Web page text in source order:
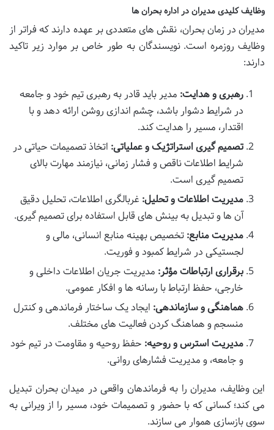
وظایف کلیدی مدیران در اداره بحران ها
مدیران در زمان بحران، نقش های متعددی بر عهده دارند که فراتر از
وظایف روزمره است. نویسندگان به طور خاص بر موارد زیر تاکید
دارند:
رهبری و هدایت: مدیر باید قادر به رهبری تیم خود و جامعه
در شرایط دشوار باشد، چشم اندازی روشن ارائه دهد و با
اقتدار، مسیر را هدایت کند.
تصمیم گیری استراتژیک و عملیاتی: اتخاذ تصمیمات حیاتی در
شرایط اطلاعات ناقص و فشار زمانی، نیازمند مهارت بالای
تصمیم گیری است.
مدیریت اطلاعات و تحلیل: غربالگری اطلاعات، تحلیل دقیق
آن ها و تبدیل به بینش های قابل استفاده برای تصمیم گیری.
مدیریت منابع: تخصیص بهینه منابع انسانی، مالی و
لجستیکی در شرایط کمبود و فوریت.
برقراری ارتباطات مؤثر: مدیریت جریان اطلاعات داخلی و
خارجی، حفظ ارتباط با رسانه ها و افکار عمومی.
هماهنگی و سازماندهی: ایجاد یک ساختار فرماندهی و کنترل
منسجم و هماهنگ کردن فعالیت های مختلف.
مدیریت استرس و روحیه: حفظ روحیه و مقاومت در تیم خود
و جامعه، و مدیریت فشارهای روانی.
این وظایف، مدیران را به فرماندهان واقعی در میدان بحران تبدیل
می کند؛ کسانی که با حضور و تصمیمات خود، مسیر را از ویرانی به
سوی بازسازی هموار می سازند.